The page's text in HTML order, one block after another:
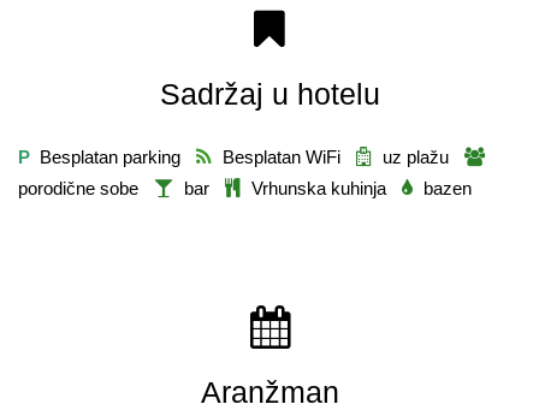
Sadržaj u hotelu
P Besplatan parking Besplatan WiFi
uz plažu
porodične sobe
bar Vrhunska kuhinja bazen
Aranžman